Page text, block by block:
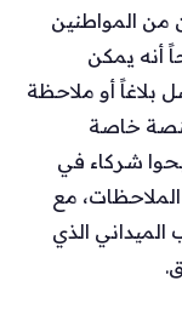
من المواطنين
أنه يمكن
بلاغاً أو ملاحظة
خاصة
شركاء في
الملاحظات، مع
الذي